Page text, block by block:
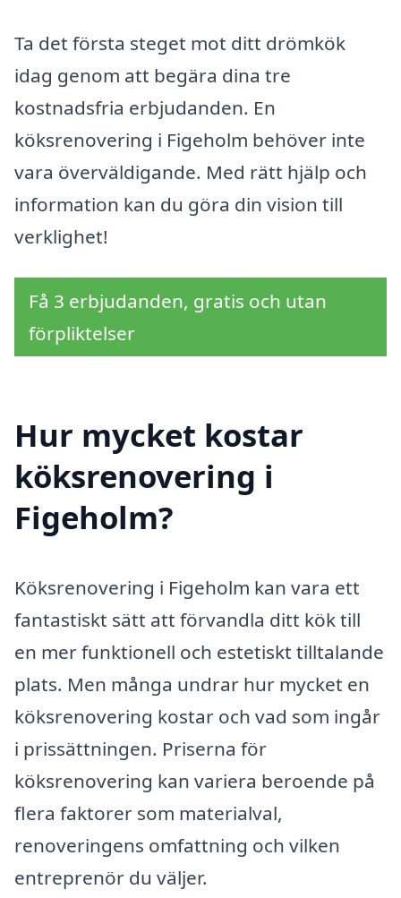
Ta det första steget mot ditt drömkök
idag genom att begära dina tre
kostnadsfria erbjudanden. En
köksrenovering i Figeholm behöver inte
vara överväldigande. Med rätt hjälp och
information kan du göra din vision till
verklighet!
Få 3 erbjudanden, gratis och utan
förpliktelser
Hur mycket kostar
köksrenovering i
Figeholm?
Köksrenovering i Figeholm kan vara ett
fantastiskt sätt att förvandla ditt kök till
en mer funktionell och estetiskt tilltalande
plats. Men många undrar hur mycket en
köksrenovering kostar och vad som ingår
i prissättningen. Priserna för
köksrenovering kan variera beroende på
flera faktorer som materialval,
renoveringens omfattning och vilken
entreprenör du väljer.